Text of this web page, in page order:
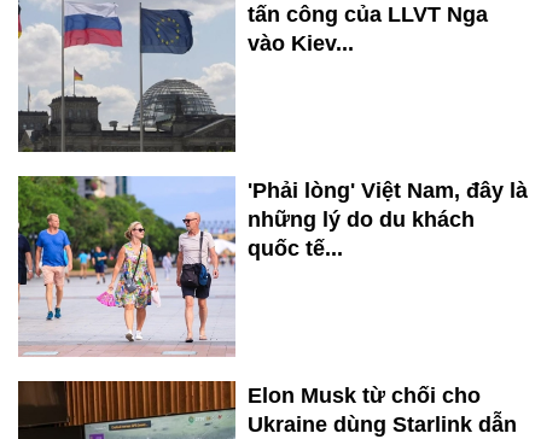
tấn công của LLVT Nga
vào Kiev...
'Phải lòng' Việt Nam, đây là
những lý do du khách
quốc tế...
Elon Musk từ chối cho
Ukraine dùng Starlink dẫn